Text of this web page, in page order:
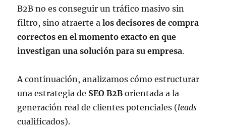
B2B no es conseguir un tráfico masivo sin
filtro, sino atraerte alos decisores de compra
correctos en el momento exacto en que
investigan una solución para su empresa.
A continuación, analizamos cómo estructurar
una estrategia de SEO B2B orientada a la
generación real de clientes potenciales (leads
cualificados).